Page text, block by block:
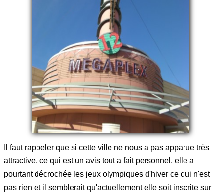
Il faut rappeler que si cette ville ne nous a pas apparue très
attractive, ce qui est un avis tout a fait personnel, elle a
pourtant décrochée les jeux olympiques d'hiver ce qui n'est
pas rien et il semblerait qu'actuellement elle soit inscrite sur